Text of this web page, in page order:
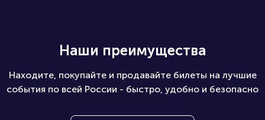
Наши преимущества
Находите, покупайте и продавайте билеты на лучшие
события по всей России - быстро, удобно и безопасно